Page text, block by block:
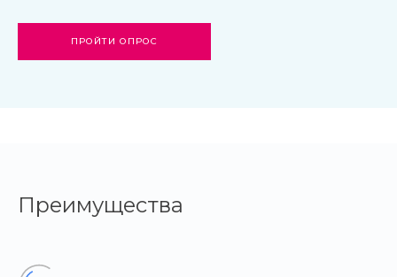
ПРОЙТИ ОПРОС
Преимущества